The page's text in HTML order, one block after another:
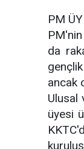
PM
da
ancak
Ulusal
üyesi